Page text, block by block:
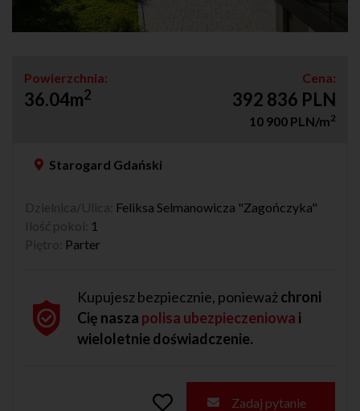
Powierzchnia:
36.04m2
Cena:
392 836 PLN
10 900 PLN/m2
Starogard Gdański
Dzielnica/Ulica: Feliksa Selmanowicza "Zagończyka"
Ilość pokoi: 1
Piętro: Parter
Kupujesz bezpiecznie, ponieważchroni
Cię nasza polisa ubezpieczeniowa i
wieloletnie doświadczenie.
Zadaj pytanie